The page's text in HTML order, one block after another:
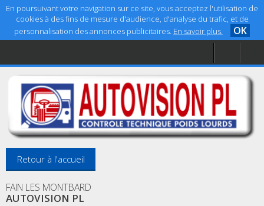
En poursuivant votre navigation sur ce site, vous acceptez l'utilisation de
cookies à des fins de mesure d'audience, d'analyse du trafic, et de
personnalisation des annonces publicitaires. En savoir plus. OK
Accueil
Aide
Mentions légales
Retour à l'accueil
FAIN LES MONTBARD
AUTOVISION PL